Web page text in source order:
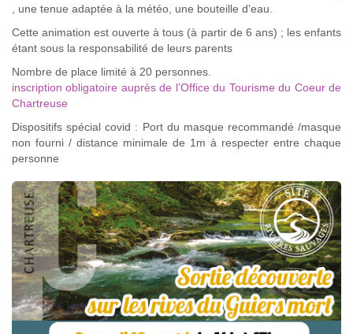
, une tenue adaptée à la météo, une bouteille d’eau.
Cette animation est ouverte à tous (à partir de 6 ans) ; les enfants
étant sous la responsabilité de leurs parents
Nombre de place limité à 20 personnes.
inscription obligatoire auprès de l’Office du Tourisme du Coeur de
Chartreuse
Dispositifs spécial covid : Port du masque recommandé /masque
non fourni / distance minimale de 1m à respecter entre chaque
personne